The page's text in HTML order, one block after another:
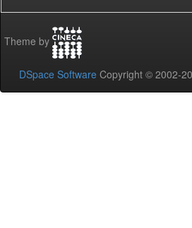
Theme by
DSpace Software Copyright © 2002-